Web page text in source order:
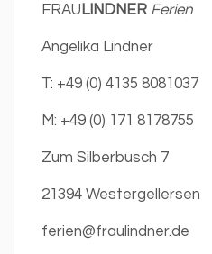
FRAU LINDNER Ferien
Angelika Lindner
T: +49 (0) 4135 8081037
M: +49 (0) 171 8178755
Zum Silberbusch 7
21394 Westergellersen
ferien@fraulindner.de